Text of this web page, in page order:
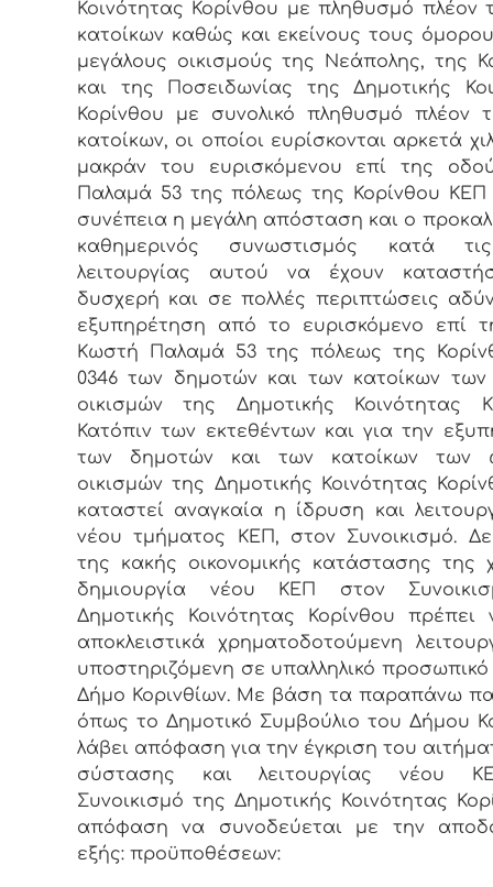
Κοινότητας Κορίνθου με πληθυσμό πλέον
κατοίκων καθώς και εκείνους τους
μεγάλους οικισμούς της Νεάπολης, της
και της Ποσειδωνίας της Δημοτικής
Κορίνθου με συνολικό πληθυσμό πλέον
κατοίκων, οι οποίοι ευρίσκονται αρκετά
μακράν του ευρισκόμενου επί της
Παλαμά 53 της πόλεως της Κορίνθου ΚΕΠ
συνέπεια η μεγάλη απόσταση και ο
καθημερινός συνωστισμός κατά
λειτουργίας αυτού να έχουν
δυσχερή και σε πολλές περιπτώσεις
εξυπηρέτηση από το ευρισκόμενο επί
Κωστή Παλαμά 53 της πόλεως της
0346 των δημοτών και των κατοίκων
οικισμών της Δημοτικής Κοινότητας
Κατόπιν των εκτεθέντων και για την
των δημοτών και των κατοίκων
οικισμών της Δημοτικής Κοινότητας
καταστεί αναγκαία η ίδρυση και
νέου τμήματος ΚΕΠ, στον Συνοικισμό.
της κακής οικονομικής κατάστασης της
δημιουργία νέου ΚΕΠ στον
Δημοτικής Κοινότητας Κορίνθου πρέπει
αποκλειστικά χρηματοδοτούμενη
υποστηριζόμενη σε υπαλληλικό
Δήμο Κορινθίων. Με βάση τα παραπάνω
όπως το Δημοτικό Συμβούλιο του Δήμου
λάβει απόφαση για την έγκριση του
σύστασης και λειτουργίας νέου
Συνοικισμό της Δημοτικής Κοινότητας
απόφαση να συνοδεύεται με την
εξής: προϋποθέσεων: